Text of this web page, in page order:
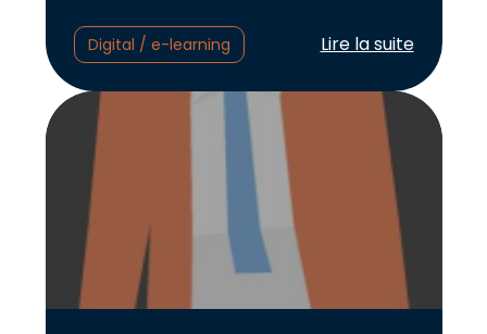
Digital / e-learning Lire l'article :
Lire la suite